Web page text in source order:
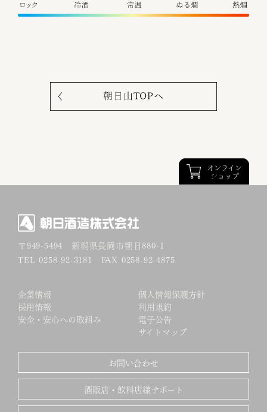
朝日山TOPへ
オンライン
ショップ
〒949-5494 新潟県長岡市朝日880-1
TEL 0258-92-3181 FAX 0258-92-4875
企業情報
採用情報
安全・安心への取組み
個人情報保護方針
利用規約
電子公告
サイトマップ
お問い合わせ
酒販店・飲料店様サポート
オンライン
ショップ